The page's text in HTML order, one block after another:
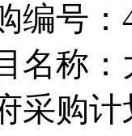
编号
名称
采购